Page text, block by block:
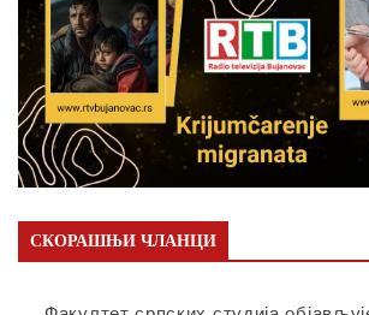
СКОРАШЊИ ЧЛАНЦИ